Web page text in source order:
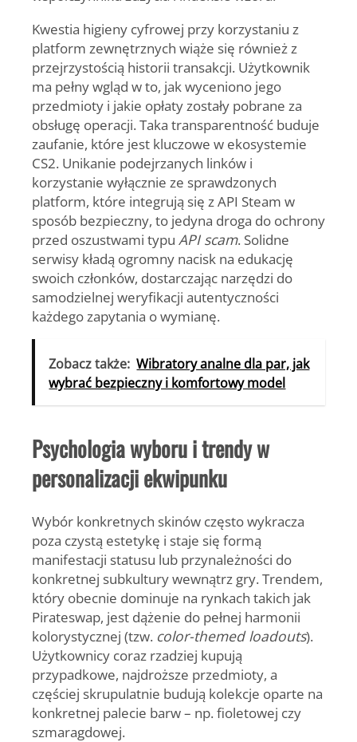
Kwestia higieny cyfrowej przy korzystaniu z
platform zewnętrznych wiąże się również z
przejrzystością historii transakcji. Użytkownik
ma pełny wgląd w to, jak wyceniono jego
przedmioty i jakie opłaty zostały pobrane za
obsługę operacji. Taka transparentność buduje
zaufanie, które jest kluczowe w ekosystemie
CS2. Unikanie podejrzanych linków i
korzystanie wyłącznie ze sprawdzonych
platform, które integrują się z API Steam w
sposób bezpieczny, to jedyna droga do ochrony
przed oszustwami typu API scam. Solidne
serwisy kładą ogromny nacisk na edukację
swoich członków, dostarczając narzędzi do
samodzielnej weryfikacji autentyczności
każdego zapytania o wymianę.
Zobacz także: Wibratory analne dla par, jak
wybrać bezpieczny i komfortowy model
Psychologia wyboru i trendy w
personalizacji ekwipunku
Wybór konkretnych skinów często wykracza
poza czystą estetykę i staje się formą
manifestacji statusu lub przynależności do
konkretnej subkultury wewnątrz gry. Trendem,
który obecnie dominuje na rynkach takich jak
Pirateswap, jest dążenie do pełnej harmonii
kolorystycznej (tzw. color-themed loadouts).
Użytkownicy coraz rzadziej kupują
przypadkowe, najdroższe przedmioty, a
częściej skrupulatnie budują kolekcje oparte na
konkretnej palecie barw – np. fioletowej czy
szmaragdowej.